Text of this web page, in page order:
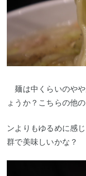
麺は中くらいのや
ょうか？こちらの他
ンよりもゆるめに感
群で美味しいかな？